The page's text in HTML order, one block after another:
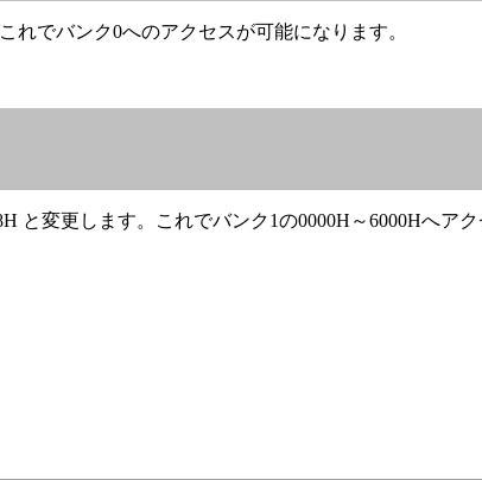
でバンク0へのアクセスが可能になります。
変更します。これでバンク1の0000H～6000Hへアク